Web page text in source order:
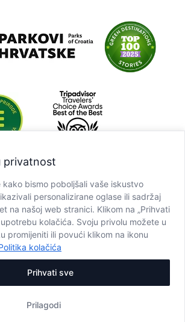
privatnost
kako bismo poboljšali vaše iskustvo
personalizirane oglase ili sadržaj
na našoj web stranici. Klikom na „Prihvati
kolačića. Svoju privolu možete u
promijeniti ili povući klikom na ikonu
kolačića
Prilagodi
Prihvati sve
jezera, 2025.